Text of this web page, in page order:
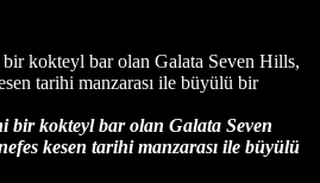
kokteyl bar olan Galata Seven Hills,
tarihi manzarası ile büyülü bir
bir kokteyl bar olan Galata Seven
kesen tarihi manzarası ile büyülü